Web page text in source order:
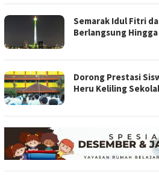
Semarak Idul Fitri
Berlangsung
Dorong Prestasi
Heru Keliling